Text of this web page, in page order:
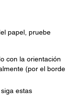
papel, pruebe
con la orientación
(por el borde
estas